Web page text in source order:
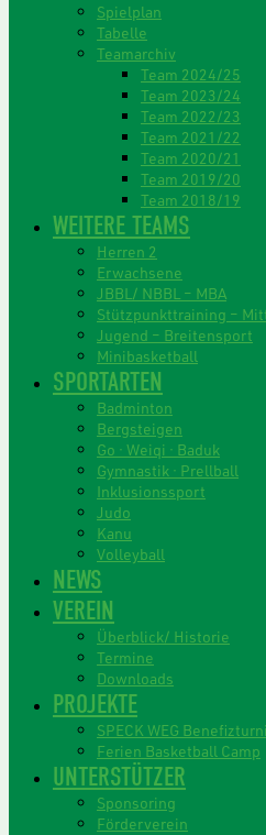
Spielplan
Tabelle
Teamarchiv
Team 2024/25
Team 2023/24
Team 2022/23
Team 2021/22
Team 2020/21
Team 2019/20
Team 2018/19
WEITERE TEAMS
Herren 2
Erwachsene
JBBL/ NBBL – MBA
Stützpunkttraining –
Jugend – Breitensport
Minibasketball
SPORTARTEN
Badminton
Bergsteigen
Go · Weiqi · Baduk
Gymnastik · Prellball
Inklusionssport
Judo
Kanu
Volleyball
NEWS
VEREIN
Überblick/ Historie
Termine
Downloads
PROJEKTE
SPECK WEG
Ferien Basketball Camp
UNTERSTÜTZER
Sponsoring
Förderverein